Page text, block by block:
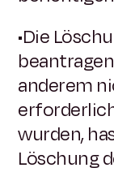
•Die
anderem
wurden,
Löschung